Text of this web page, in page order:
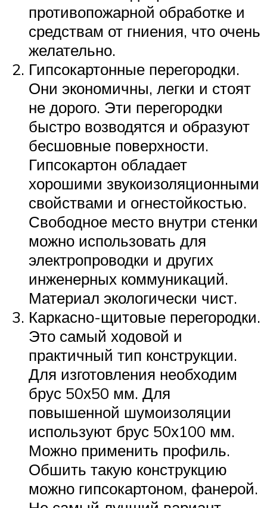
противопожарной обработке и
средствам от гниения, что очень
желательно.
Гипсокартонные перегородки.
Они экономичны, легки и стоят
не дорого. Эти перегородки
быстро возводятся и образуют
бесшовные поверхности.
Гипсокартон обладает
хорошими звукоизоляционными
свойствами и огнестойкостью.
Свободное место внутри стенки
можно использовать для
электропроводки и других
инженерных коммуникаций.
Материал экологически чист.
Каркасно-щитовые перегородки.
Это самый ходовой и
практичный тип конструкции.
Для изготовления необходим
брус 50х50 мм. Для
повышенной шумоизоляции
используют брус 50х100 мм.
Можно применить профиль.
Обшить такую конструкцию
можно гипсокартоном, фанерой.